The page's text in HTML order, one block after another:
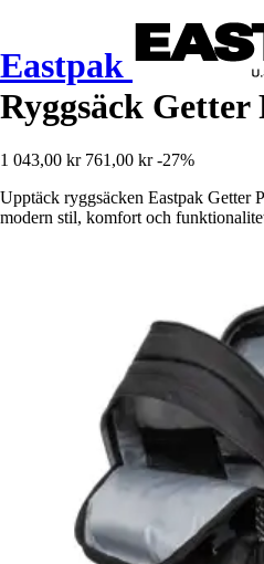
Eastpak
Ryggsäck Getter
1 043,00 kr 761,00 kr -27%
Upptäck ryggsäcken Eastpak Getter
modern stil, komfort och